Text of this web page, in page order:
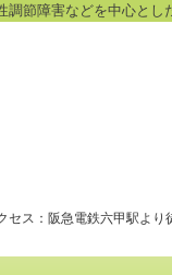
節障害などを中心とし
セス：阪急電鉄六甲駅より